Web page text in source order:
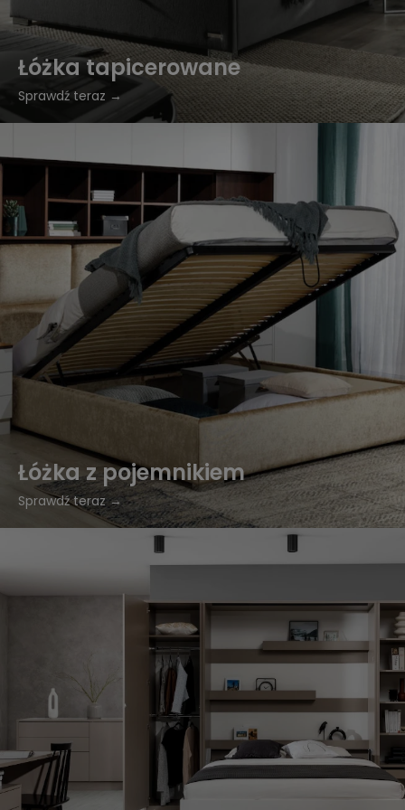
Łóżka tapicerowane
Sprawdź teraz →
Łóżka z pojemnikiem
Sprawdź teraz →